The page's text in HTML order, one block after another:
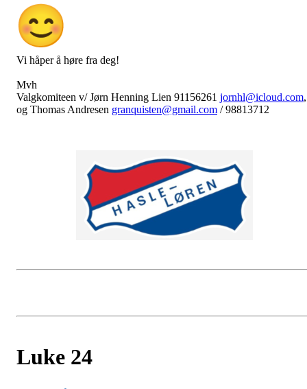
Vi håper å høre fra deg!
Mvh
Valgkomiteen v/ Jørn Henning Lien 91156261 jornhl@icloud.com,
og Thomas Andresen granquisten@gmail.com / 98813712
Luke 24